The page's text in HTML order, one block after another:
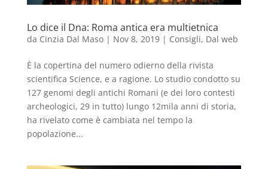
Lo dice il Dna: Roma antica era multietnica
da Cinzia Dal Maso| Nov 8, 2019| Consigli, Dal web
È la copertina del numero odierno della rivista
scientifica Science, e a ragione. Lo studio condotto su
127 genomi degli antichi Romani (e dei loro contesti
archeologici, 29 in tutto) lungo 12mila anni di storia,
ha rivelato come è cambiata nel tempo la
popolazione...